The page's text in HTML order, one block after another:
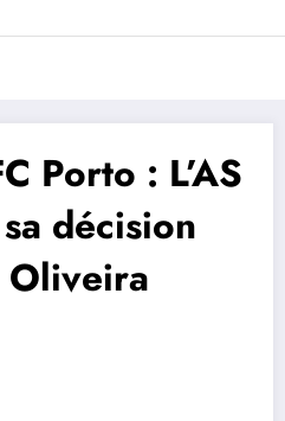
Trivela
L'actualité du football
Porto : L’AS
décision